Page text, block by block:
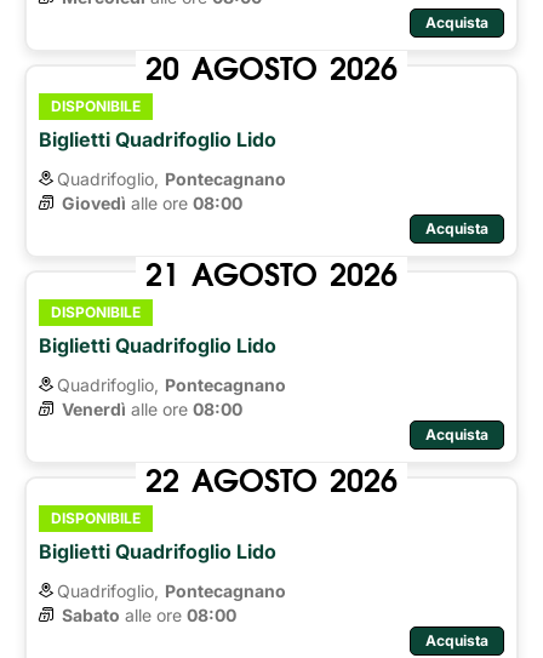
Acquista
20 AGOSTO 2026
DISPONIBILE
Biglietti Quadrifoglio Lido
Quadrifoglio, Pontecagnano
Giovedì alle ore 08:00
Acquista
21 AGOSTO 2026
DISPONIBILE
Biglietti Quadrifoglio Lido
Quadrifoglio, Pontecagnano
Venerdì alle ore 08:00
Acquista
22 AGOSTO 2026
DISPONIBILE
Biglietti Quadrifoglio Lido
Quadrifoglio, Pontecagnano
Sabato alle ore 08:00
Acquista